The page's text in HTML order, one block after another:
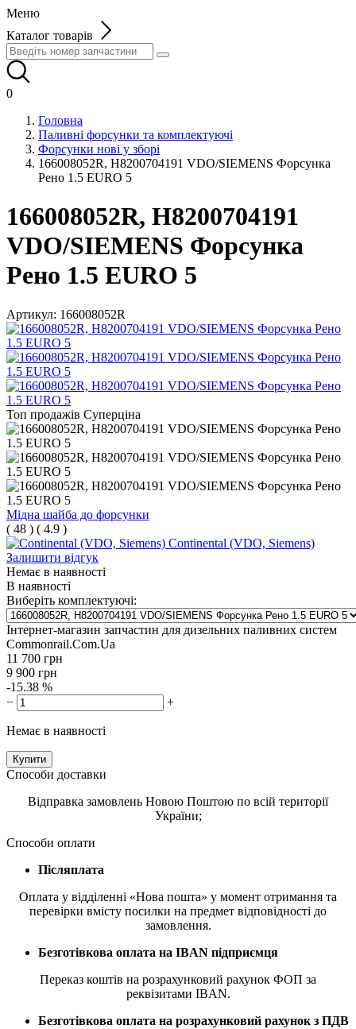
Меню
Каталог товарів
0
Головна
Паливні форсунки та комплектуючі
Форсунки нові у зборі
166008052R, H8200704191 VDO/SIEMENS Форсунка
Рено 1.5 EURO 5
166008052R, H8200704191
VDO/SIEMENS Форсунка
Рено 1.5 EURO 5
Артикул: 166008052R
Топ продажів Суперціна
Мідна шайба до форсунки
( 48 ) ( 4.9 )
Continental (VDO, Siemens)
Залишити відгук
Немає в наявності
В наявності
Виберіть комплектуючі:
Інтернет-магазин запчастин для дизельних паливних систем
Commonrail.Com.Ua
11 700 грн
9 900 грн
-15.38 %
−
+
Немає в наявності
Купити
Способи доставки
Відправка замовлень Новою Поштою по всій території
України;
Способи оплати
Післяплата
Оплата у відділенні «Нова пошта» у момент отримання та
перевірки вмісту посилки на предмет відповідності до
замовлення.
Безготівкова оплата на IBAN підприємця
Переказ коштів на розрахунковий рахунок ФОП за
реквізитами IBAN.
Безготівкова оплата на розрахунковий рахунок з ПДВ